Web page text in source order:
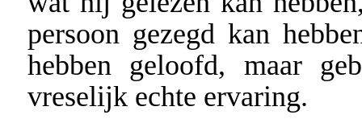
persoon gezegd kan
hebben geloofd, maar
vreselijk echte ervaring.